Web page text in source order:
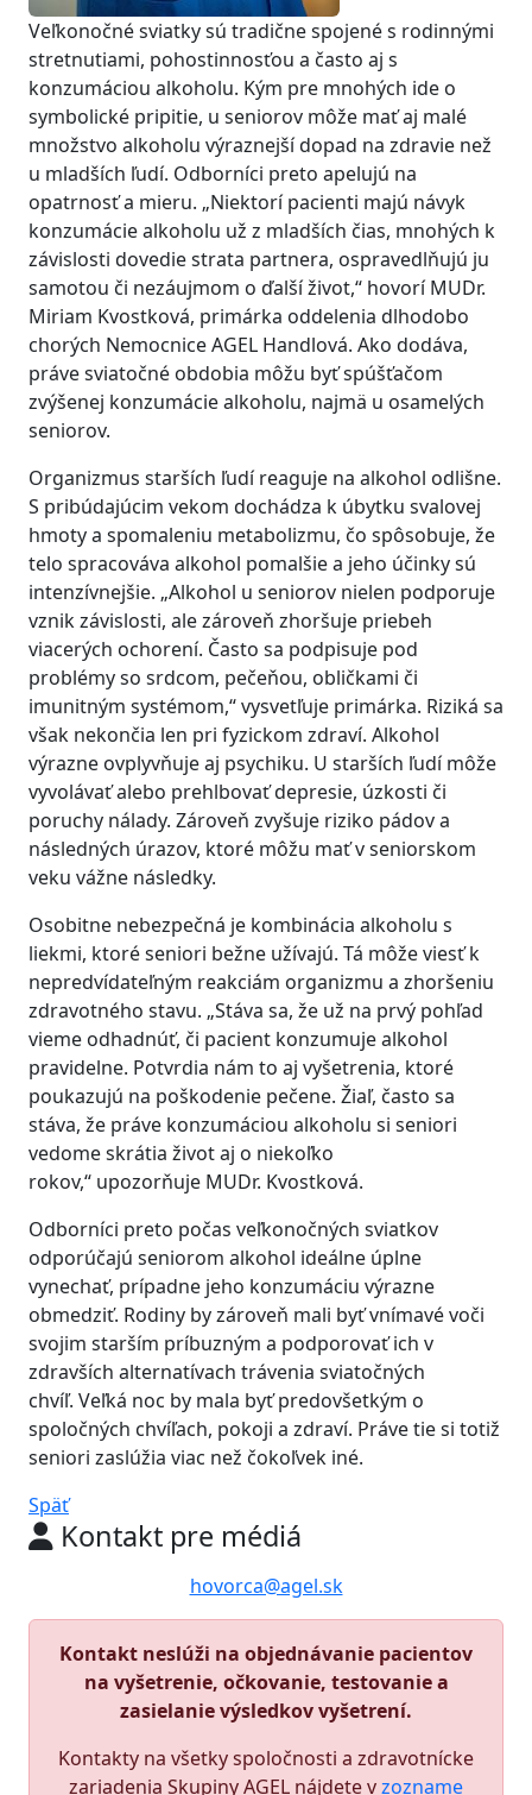
Veľkonočné sviatky sú tradične spojené s rodinnými
stretnutiami, pohostinnosťou a často aj s
konzumáciou alkoholu. Kým pre mnohých ide o
symbolické pripitie, u seniorov môže mať aj malé
množstvo alkoholu výraznejší dopad na zdravie než
u mladších ľudí. Odborníci preto apelujú na
opatrnosť a mieru. „Niektorí pacienti majú návyk
konzumácie alkoholu už z mladších čias, mnohých k
závislosti dovedie strata partnera, ospravedlňujú ju
samotou či nezáujmom o ďalší život,“ hovorí MUDr.
Miriam Kvostková, primárka oddelenia dlhodobo
chorých Nemocnice AGEL Handlová. Ako dodáva,
práve sviatočné obdobia môžu byť spúšťačom
zvýšenej konzumácie alkoholu, najmä u osamelých
seniorov.
Organizmus starších ľudí reaguje na alkohol odlišne.
S pribúdajúcim vekom dochádza k úbytku svalovej
hmoty a spomaleniu metabolizmu, čo spôsobuje, že
telo spracováva alkohol pomalšie a jeho účinky sú
intenzívnejšie. „Alkohol u seniorov nielen podporuje
vznik závislosti, ale zároveň zhoršuje priebeh
viacerých ochorení. Často sa podpisuje pod
problémy so srdcom, pečeňou, obličkami či
imunitným systémom,“ vysvetľuje primárka. Riziká sa
však nekončia len pri fyzickom zdraví. Alkohol
výrazne ovplyvňuje aj psychiku. U starších ľudí môže
vyvolávať alebo prehlbovať depresie, úzkosti či
poruchy nálady. Zároveň zvyšuje riziko pádov a
následných úrazov, ktoré môžu mať v seniorskom
veku vážne následky.
Osobitne nebezpečná je kombinácia alkoholu s
liekmi, ktoré seniori bežne užívajú. Tá môže viesť k
nepredvídateľným reakciám organizmu a zhoršeniu
zdravotného stavu. „Stáva sa, že už na prvý pohľad
vieme odhadnúť, či pacient konzumuje alkohol
pravidelne. Potvrdia nám to aj vyšetrenia, ktoré
poukazujú na poškodenie pečene. Žiaľ, často sa
stáva, že práve konzumáciou alkoholu si seniori
vedome skrátia život aj o niekoľko
rokov,“ upozorňuje MUDr. Kvostková.
Odborníci preto počas veľkonočných sviatkov
odporúčajú seniorom alkohol ideálne úplne
vynechať, prípadne jeho konzumáciu výrazne
obmedziť. Rodiny by zároveň mali byť vnímavé voči
svojim starším príbuzným a podporovať ich v
zdravších alternatívach trávenia sviatočných
chvíľ. Veľká noc by mala byť predovšetkým o
spoločných chvíľach, pokoji a zdraví. Práve tie si totiž
seniori zaslúžia viac než čokoľvek iné.
Späť
Kontakt pre médiá
hovorca@agel.sk
Kontakt neslúži na objednávanie pacientov
na vyšetrenie, očkovanie, testovanie a
zasielanie výsledkov vyšetrení.
Kontakty na všetky spoločnosti a zdravotnícke
zariadenia Skupiny AGEL nájdete vzozname